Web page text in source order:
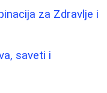
za Zdravlje i
saveti i